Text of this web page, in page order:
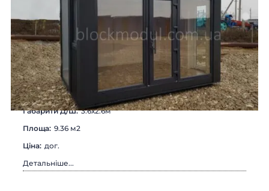
Габарити Д/Ш: 3.6х2.6м
Площа: 9.36 м2
Цiна: дог.
Детальніше...